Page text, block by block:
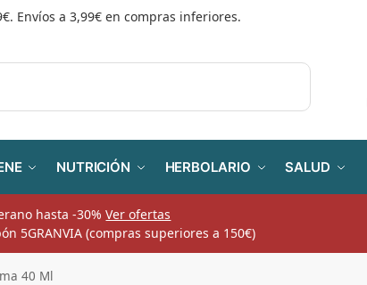
Envíos a 3,99€ en compras inferiores.
NUTRICIÓN HERBOLARIO SALUD
hasta -30%Ver ofertas
5GRANVIA (compras superiores a 150€)
40 Ml